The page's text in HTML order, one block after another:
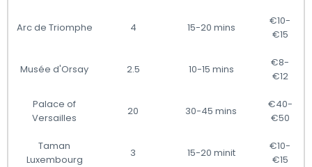
Arc de Triomphe 4 15-20 mins
€10-
€15
Musée d'Orsay 2.5 10-15 mins
€8-
€12
Palace of
Versailles
20 30-45 mins
€40-
€50
Taman
Luxembourg
3 15-20 minit
€10-
€15